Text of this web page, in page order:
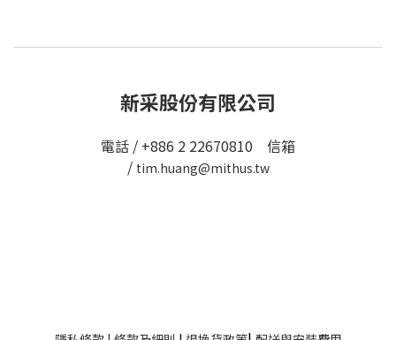
新采股份有限公司
電話 / +886 2 22670810 信箱
/ tim.huang@mithus.tw